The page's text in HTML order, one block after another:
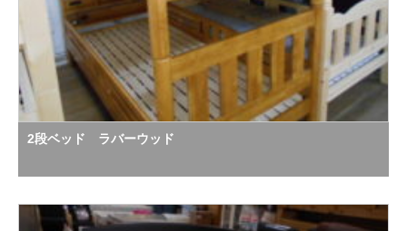
2段ベッド ラバーウッド